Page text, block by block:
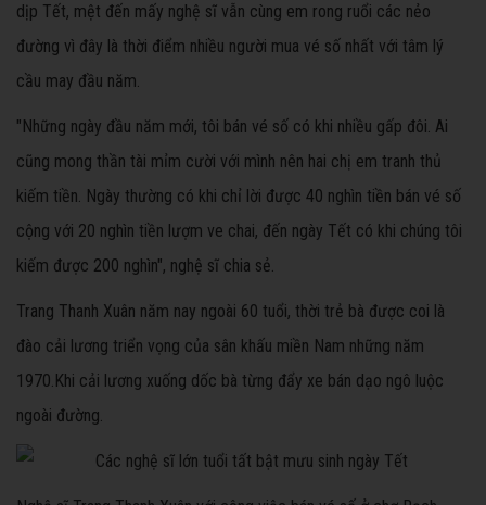
dịp Tết, mệt đến mấy nghệ sĩ vẫn cùng em rong ruổi các nẻo
đường vì đây là thời điểm nhiều người mua vé số nhất với tâm lý
cầu may đầu năm.
"Những ngày đầu năm mới, tôi bán vé số có khi nhiều gấp đôi. Ai
cũng mong thần tài mỉm cười với mình nên hai chị em tranh thủ
kiếm tiền. Ngày thường có khi chỉ lời được 40 nghìn tiền bán vé số
cộng với 20 nghìn tiền lượm ve chai, đến ngày Tết có khi chúng tôi
kiếm được 200 nghìn", nghệ sĩ chia sẻ.
Trang Thanh Xuân năm nay ngoài 60 tuổi, thời trẻ bà được coi là
đào cải lương triển vọng của sân khấu miền Nam những năm
1970. Khi cải lương xuống dốc bà từng đẩy xe bán dạo ngô luộc
ngoài đường.